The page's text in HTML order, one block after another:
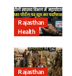
Rajasthan
Health
Rajasthan